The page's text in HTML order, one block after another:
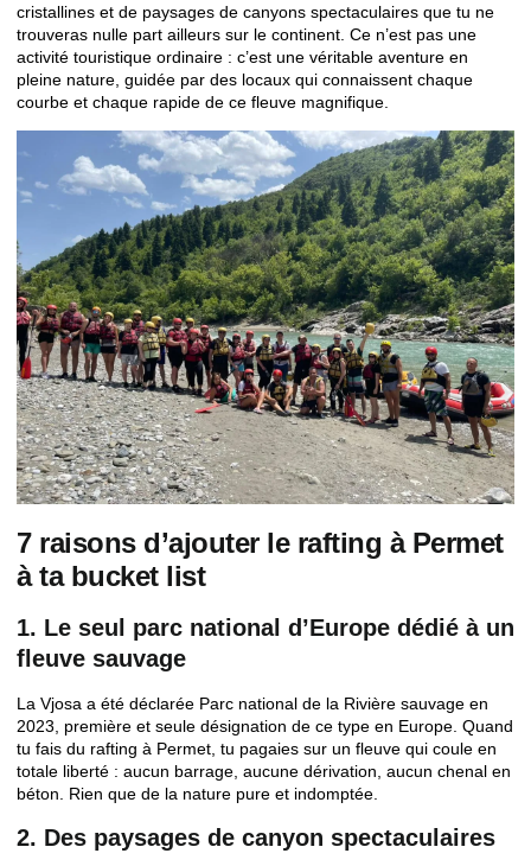
cristallines et de paysages de canyons spectaculaires que tu ne
trouveras nulle part ailleurs sur le continent. Ce n’est pas une
activité touristique ordinaire : c’est une véritable aventure en
pleine nature, guidée par des locaux qui connaissent chaque
courbe et chaque rapide de ce fleuve magnifique.
7 raisons d’ajouter le rafting à Permet
à ta bucket list
1. Le seul parc national d’Europe dédié à un
fleuve sauvage
La Vjosa a été déclarée Parc national de la Rivière sauvage en
2023, première et seule désignation de ce type en Europe. Quand
tu fais du rafting à Permet, tu pagaies sur un fleuve qui coule en
totale liberté : aucun barrage, aucune dérivation, aucun chenal en
béton. Rien que de la nature pure et indomptée.
2. Des paysages de canyon spectaculaires